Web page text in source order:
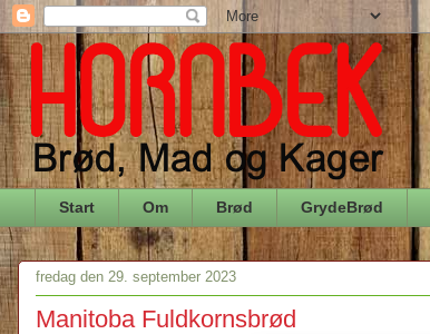
Start Om Brød GrydeBrød
fredag den 29. september 2023
Manitoba Fuldkornsbrød